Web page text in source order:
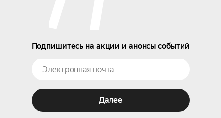
Подпишитесь на акции и анонсы событий
Далее